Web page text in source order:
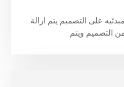
على التصميم يتم ازالة
التصميم ويتم